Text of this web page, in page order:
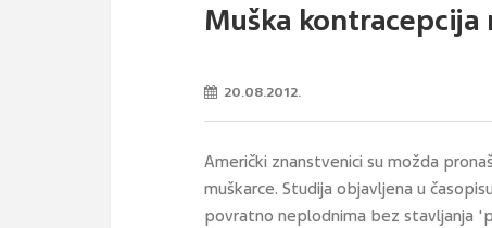
Muška kontracepcija
20.08.2012.
Američki znanstvenici su možda
muškarce. Studija objavljena u
povratno neplodnima bez stavljanja